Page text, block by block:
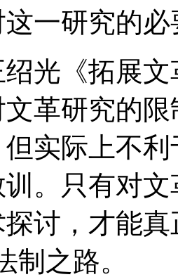
一研究的
《拓展文
革研究的
实际上不
。只有对
讨，才能
制之路。